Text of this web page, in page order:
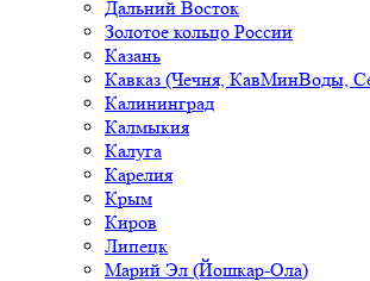
Дальний Восток
Золотое кольцо России
Казань
Кавказ (Чечня, КавМинВоды,
Калининград
Калмыкия
Калуга
Карелия
Крым
Киров
Липецк
Марий Эл (Йошкар-Ола)